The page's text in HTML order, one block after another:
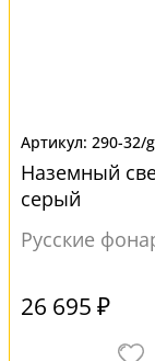
290-32/
Наземный
серый
Русские
26 695 ₽